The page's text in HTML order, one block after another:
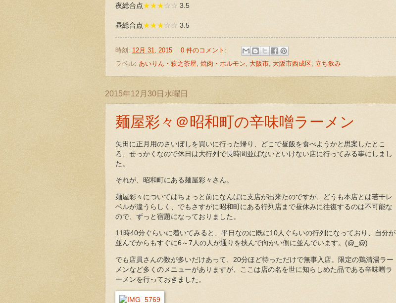
夜総合点★★★ ☆☆ 3.5
昼総合点★★★ ☆☆ 3.5
時刻: 12月 31, 2015
0 件のコメント:
ラベル: あいりん・萩之茶屋, 焼肉・ホルモン, 大阪市, 大阪市西成区, 立ち飲み
2015年12月30日水曜日
麺屋彩々＠昭和町の辛味噌ラーメン
矢田に正月用のさいぼしを買いに行った帰り、どこで昼飯を食べようかと思案したとこ
ろ、せっかくなので休日は大行列で長時間並ばないといけない店に行ってみる事にしまし
た。
それが、昭和町にある麺屋彩々さん。
麺屋彩々についてはちょっと前になんばに支店が出来たのですが、どうも本店とは若干レ
ベルが違うらしく、でもさすがに昭和町にある行列店まで昼休みに往復するのは不可能な
ので、ずっと宿題になっておりました。
11時40分ぐらいに着いてみると、平日なのに既に10人ぐらいの行列になっており、自分が
並んでからもすぐに6～7人の人が通りを挟んで向かい側に並んでいます。(@_@)
でも店員さんの数が多いだけあって、20分ほど待っただけで無事入店。限定の鶏清湯ラー
メンなど多くのメニューがありますが、ここは店の名を世に知らしめた品である辛味噌ラ
ーメンを行っておきました。